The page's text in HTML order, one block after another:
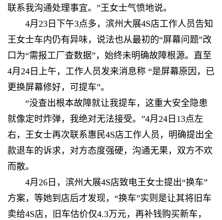
联系我沟通处理事宜。”王女士气愤地说。
4月23日下午3点多，滨州大展4S店工作人员告知
王女士车内仍有异味，说法也从最初的“屏幕问题”改
口为“需报工厂查数据”，始终未明确故障根源。直至
4月24日上午，工作人员发来消息称 “是屏幕原因，已
更换屏幕修好，可提车”。
“没查出根本故障就让我提车，这重大安全隐患
就像定时炸弹，我绝对无法接受。”4月24日13点左
右，王女士再次联系惠民4S店工作人员，明确提出全
款退车的诉求，对方态度强硬，沟通无果，双方不欢
而散。
4月26日，滨州大展4S店致电王女士提出“换车”
方案，等她到店后才发现，“换车”实则是让其将旧车
卖给4S店，旧车估价仅4.3万元，再补钱购买新车，